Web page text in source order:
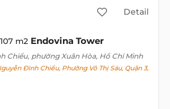
Detail
m2 Endovina Tower
Chiểu, phường Xuân Hòa, Hồ Chí Minh
Đình Chiểu, Phường Võ Thị Sáu, Quận 3,